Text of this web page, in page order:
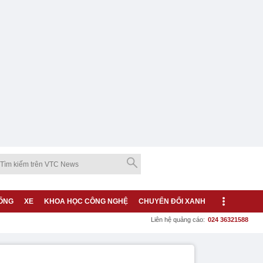
XE KHOA HỌC CÔNG NGHỆ CHUYỂN ĐỔI XANH
Liên hệ quảng cáo: 024 36321588